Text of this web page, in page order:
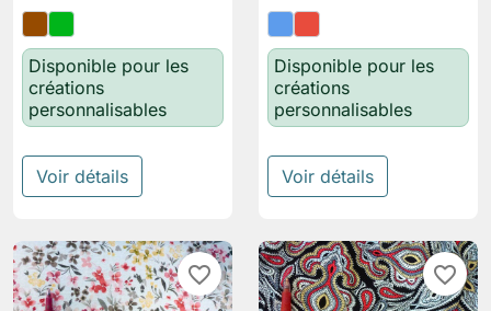
Disponible pour les
créations
personnalisables
Voir détails
Disponible pour les
créations
personnalisables
Voir détails
favorite_border favorite_border